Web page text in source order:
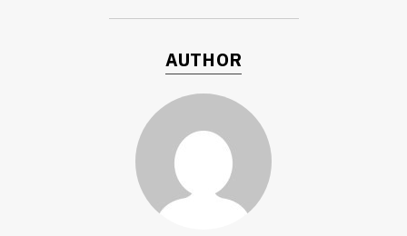
AUTHOR
TWEET LINE